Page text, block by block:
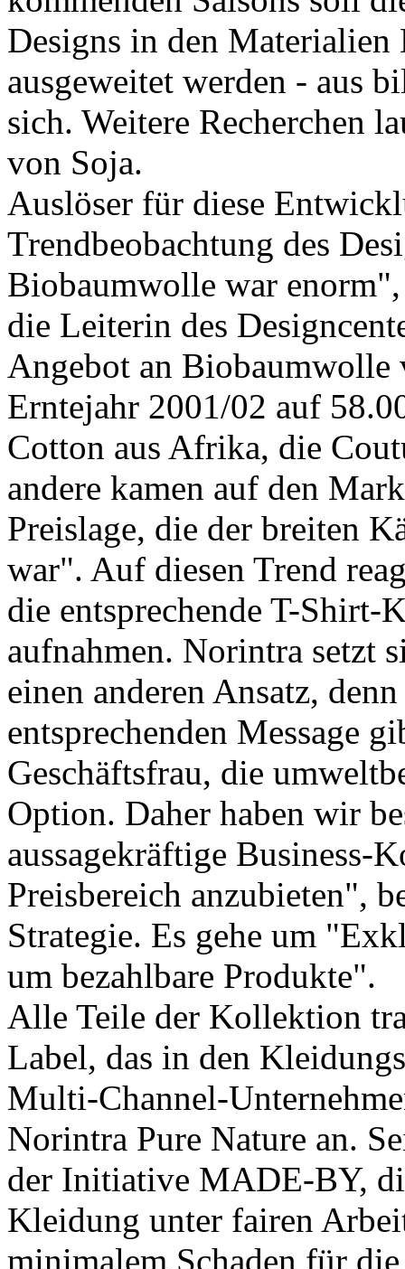
Designs in den
ausgeweitet werden - aus
sich. Weitere Recherchen
von Soja.
Auslöser für diese
Trendbeobachtung des
Biobaumwolle war
die Leiterin des
Angebot an Biobaumwolle
Erntejahr 2001/02 auf
Cotton aus Afrika, die
andere kamen auf den
Preislage, die der breiten
war". Auf diesen Trend
die entsprechende T-
aufnahmen. Norintra setzt
einen anderen Ansatz,
entsprechenden Message
Geschäftsfrau, die
Option. Daher haben wir
aussagekräftige Business-
Preisbereich anzubieten",
Strategie. Es gehe um
um bezahlbare Produkte".
Alle Teile der Kollektion
Label, das in den
Multi-Channel-
Norintra Pure Nature an.
der Initiative MADE-BY,
Kleidung unter fairen
minimalem Schaden für